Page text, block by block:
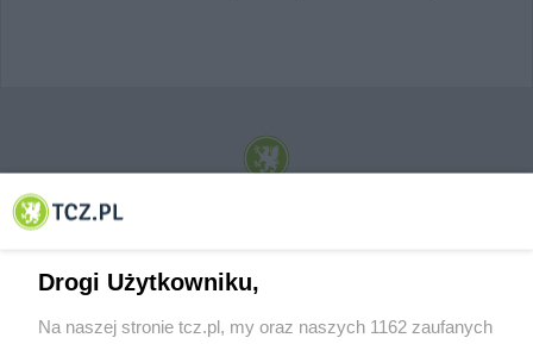
© 2001-2026 Tczew - TCZ.PL Sp. z o.o. Internetowy Serwis Informacyjny Miasta
Drogi Użytkowniku,
Na naszej stronie tcz.pl, my oraz naszych 1162 zaufanych